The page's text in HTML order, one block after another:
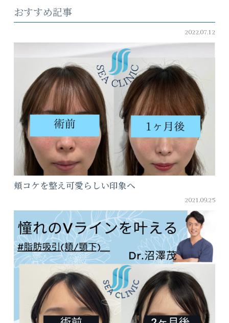
おすすめ記事
2022.07.12
頬コケを整え可愛らしい印象へ
2021.09.25